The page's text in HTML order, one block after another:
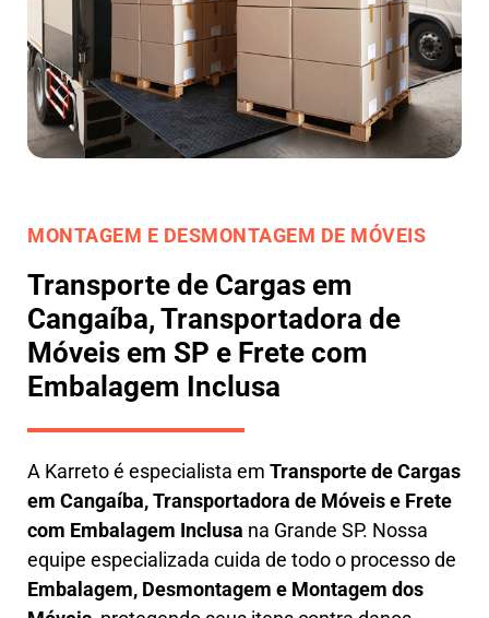
MONTAGEM E DESMONTAGEM DE MÓVEIS
Transporte de Cargas em
Cangaíba, Transportadora de
Móveis em SP e Frete com
Embalagem Inclusa
A Karretoé especialista em Transporte de Cargas
em Cangaíba,Transportadora de Móveis e Frete
com Embalagem Inclusa na Grande SP. Nossa
equipe especializada cuida de todo o processo de
Embalagem, Desmontagem e Montagem dos